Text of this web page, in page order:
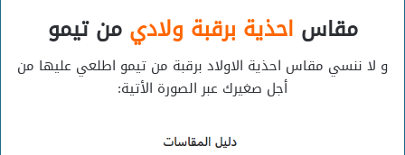
مقاس احذية برقبة ولادي من تيمو
و لا ننسي مقاس احذية الاولاد برقبة من تيمو اطلعي عليها من
أجل صغيرك عبر الصورة الأتية: